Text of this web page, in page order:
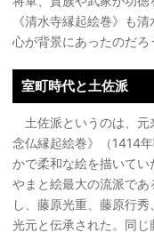
《清水寺縁起絵巻》も
心が背景にあったのだろ
室町時代と土佐派
土佐派というのは、元
念仏縁起絵巻》（1414
かで柔和な絵を描いて
やまと絵最大の流派で
し、藤原光重、藤原行秀
光元と伝承された。同じ